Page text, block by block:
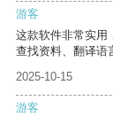
游客
这款软件非常实用
查找资料、翻译语
2025-10-15
游客